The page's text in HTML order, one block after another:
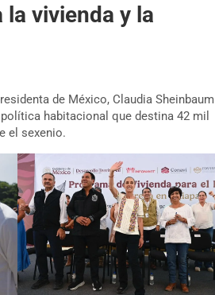
vivienda y la
de México, Claudia Sheinbaum
habitacional que destina 42 mil
el sexenio.